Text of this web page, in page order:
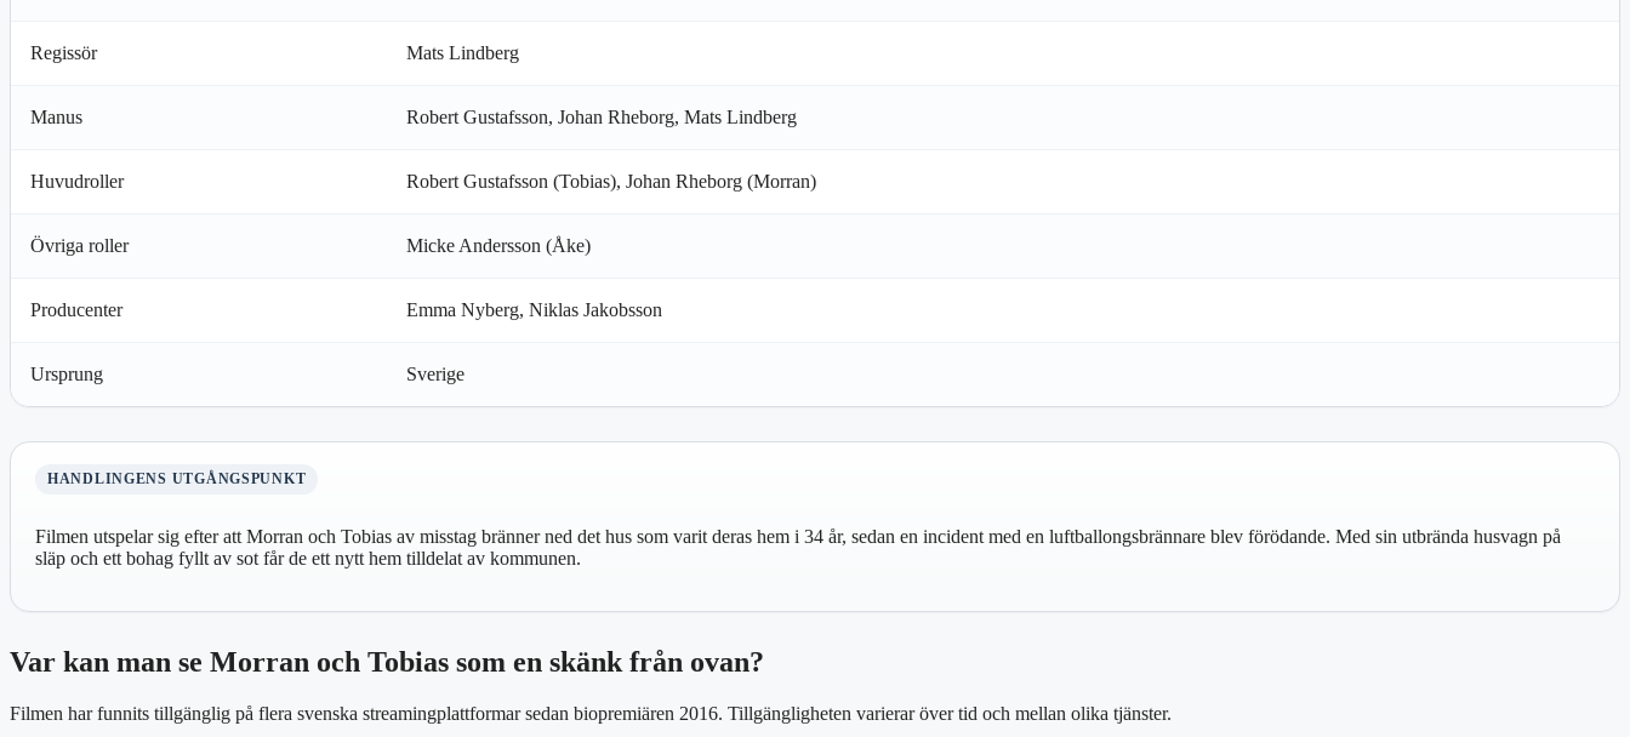
Regissör Mats Lindberg
Manus Robert Gustafsson, Johan Rheborg, Mats Lindberg
Huvudroller Robert Gustafsson (Tobias), Johan Rheborg (Morran)
Övriga roller Micke Andersson (Åke)
Producenter Emma Nyberg, Niklas Jakobsson
Ursprung Sverige
HANDLINGENS UTGÅNGSPUNKT
Filmen utspelar sig efter att Morran och Tobias av misstag bränner ned det hus som varit deras hem i 34 år, sedan en incident med en luftballongsbrännare blev förödande. Med sin utbrända husvagn på
släp och ett bohag fyllt av sot får de ett nytt hem tilldelat av kommunen.
Var kan man se Morran och Tobias som en skänk från ovan?
Filmen har funnits tillgänglig på flera svenska streamingplattformar sedan biopremiären 2016. Tillgängligheten varierar över tid och mellan olika tjänster.